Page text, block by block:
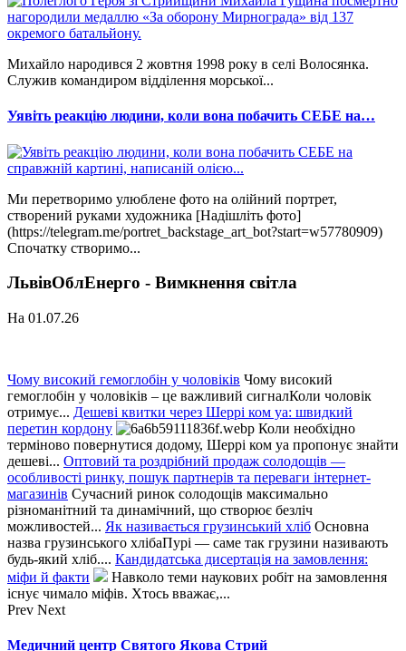
Михайло народився 2 жовтня 1998 року в селі Волосянка.
Служив командиром відділення морської...
Уявіть реакцію людини, коли вона побачить СЕБЕ на…
Ми перетворимо улюблене фото на олійний портрет,
створений руками художника [Надішліть фото]
(https://telegram.me/portret_backstage_art_bot?start=w57780909)
Спочатку створимо...
ЛьвівОблЕнерго - Вимкнення світла
На 01.07.26
Чому високий гемоглобін у чоловіків Чому високий
гемоглобін у чоловіків – це важливий сигналКоли чоловік
отримує... Дешеві квитки через Шеррі ком уа: швидкий
перетин кордону
Коли необхідно
терміново повернутися додому, Шеррі ком уа пропонує знайти
дешеві... Оптовий та роздрібний продаж солодощів —
особливості ринку, пошук партнерів та переваги інтернет-
магазинів Сучасний ринок солодощів максимально
різноманітний та динамічний, що створює безліч
можливостей... Як називається грузинський хліб Основна
назва грузинського хлібаПурі — саме так грузини називають
будь-який хліб.... Кандидатська дисертація на замовлення:
міфи й факти
Навколо теми наукових робіт на замовлення
існує чимало міфів. Хтось вважає,...
Prev Next
Медичний центр Святого Якова Стрий